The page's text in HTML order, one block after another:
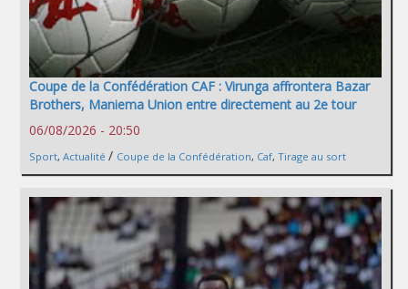
Coupe de la Confédération CAF : Virunga affrontera Bazar
Brothers, Maniema Union entre directement au 2e tour
06/08/2026 - 20:50
Sport, Actualité / Coupe de la Confédération, Caf, Tirage au sort